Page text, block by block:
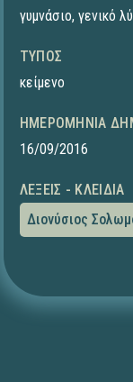
γυμνάσιο, γενικό
ΤΎΠΟΣ
κείμενο
ΗΜΕΡΟΜΗΝΊΑ
16/09/2016
ΛΈΞΕΙΣ - ΚΛΕΙΔΙΆ
Διονύσιος